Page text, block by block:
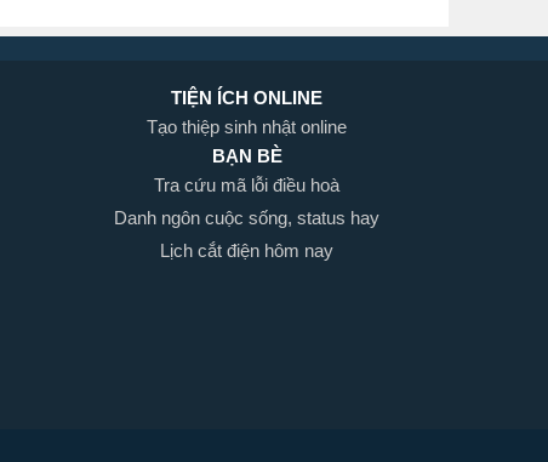
TIỆN ÍCH ONLINE
Tạo thiệp sinh nhật online
BẠN BÈ
Tra cứu mã lỗi điều hoà
Danh ngôn cuộc sống, status hay
Lịch cắt điện hôm nay